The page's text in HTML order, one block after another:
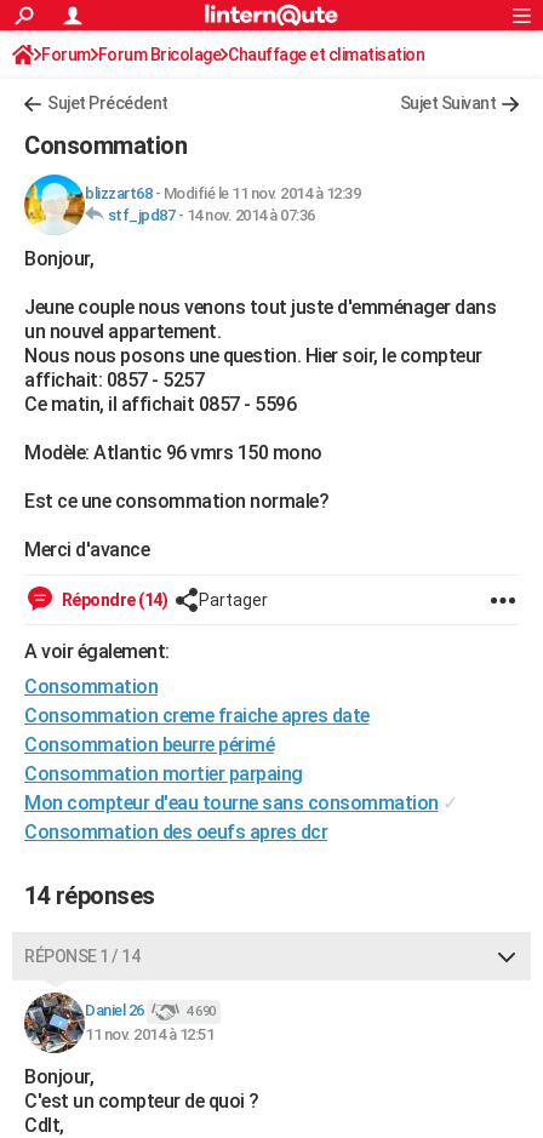
ACTUALITÉS
Politique
Société
Faits Divers
Education
Monde
Villes
+
FINANCE
Retraite
Impôts
Epargne
Immobilier
Risques naturels par ville
Banque
Assurance
Crédit
AUTO
Essais
Réserver un essai
Citadines
Berlines
SUV
Forum auto
+HIGH-TECH
Mobiles
Meilleur smartphone
Internet
Ordinateurs
Jeux vidéo
Guide high-tech
+BRICOLAGE
Forum
Aménagement intérieur
Extérieur
Cuisine
Salle de bains
Jardinage
Rangement
WEEK-END
Guides de France
Patrimoine
Week-end nature
CARTE DE VOEUX
Carte de Noël
Carte Bonne année
Carte Saint-Valentin
Carte Pâques
Carte d'anniversaire
DICTIONNAIRE
Dictionnaire
Biographies
Citations
Expressions
Proverbes
PROGRAMME TV
S'inscrire
Se connecter
Lycées
Collèges
Primaires
Universités
Entreprises
Service militaire
Avis de recherche
FORUM
Bricolage
Lifestyle
Culture
Sport
Auto
Television
Voyage
Cinema
Rechercher
S'inscrire
Connexion
Forum Forum Bricolage Chauffage et climatisation
Sujet Précédent Sujet Suivant
Consommation
blizzart68- Modifié le 11 nov. 2014 à 12:39
stf_jpd87- 14 nov. 2014 à 07:36
Bonjour,
Jeune couple nous venons tout juste d'emménager dans
un nouvel appartement.
Nous nous posons une question. Hier soir, le compteur
affichait: 0857 - 5257
Ce matin, il affichait 0857 - 5596
Modèle: Atlantic 96 vmrs 150 mono
Est ce une consommation normale?
Merci d'avance
Répondre (14) Partager
A voir également:
Consommation
Consommation creme fraiche apres date
Consommation beurre périmé
Consommation mortier parpaing
Mon compteur d'eau tourne sans consommation ✓
Consommation des oeufs apres dcr
14 réponses
RÉPONSE 1 / 14
Daniel 26 4 690
11 nov. 2014 à 12:51
Bonjour,
C'est un compteur de quoi ?
Cdlt,